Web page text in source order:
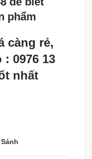
phẩm
càng rẻ,
0976 13
nhất